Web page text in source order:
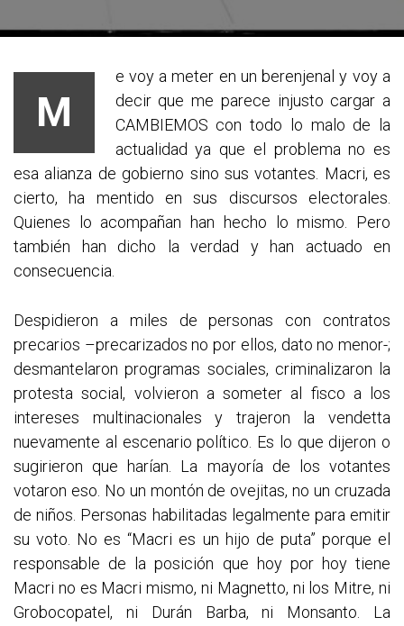
M
e voy a meter en un berenjenal y voy a
decir que me parece injusto cargar a
CAMBIEMOS con todo lo malo de la
actualidad ya que el problema no es
esa alianza de gobierno sino sus votantes. Macri, es
cierto, ha mentido en sus discursos electorales.
Quienes lo acompañan han hecho lo mismo. Pero
también han dicho la verdad y han actuado en
consecuencia.
Despidieron a miles de personas con contratos
precarios –precarizados no por ellos, dato no menor-;
desmantelaron programas sociales, criminalizaron la
protesta social, volvieron a someter al fisco a los
intereses multinacionales y trajeron la vendetta
nuevamente al escenario político. Es lo que dijeron o
sugirieron que harían. La mayoría de los votantes
votaron eso. No un montón de ovejitas, no un cruzada
de niños. Personas habilitadas legalmente para emitir
su voto. No es “Macri es un hijo de puta” porque el
responsable de la posición que hoy por hoy tiene
Macri no es Macri mismo, ni Magnetto, ni los Mitre, ni
Grobocopatel, ni Durán Barba, ni Monsanto. La